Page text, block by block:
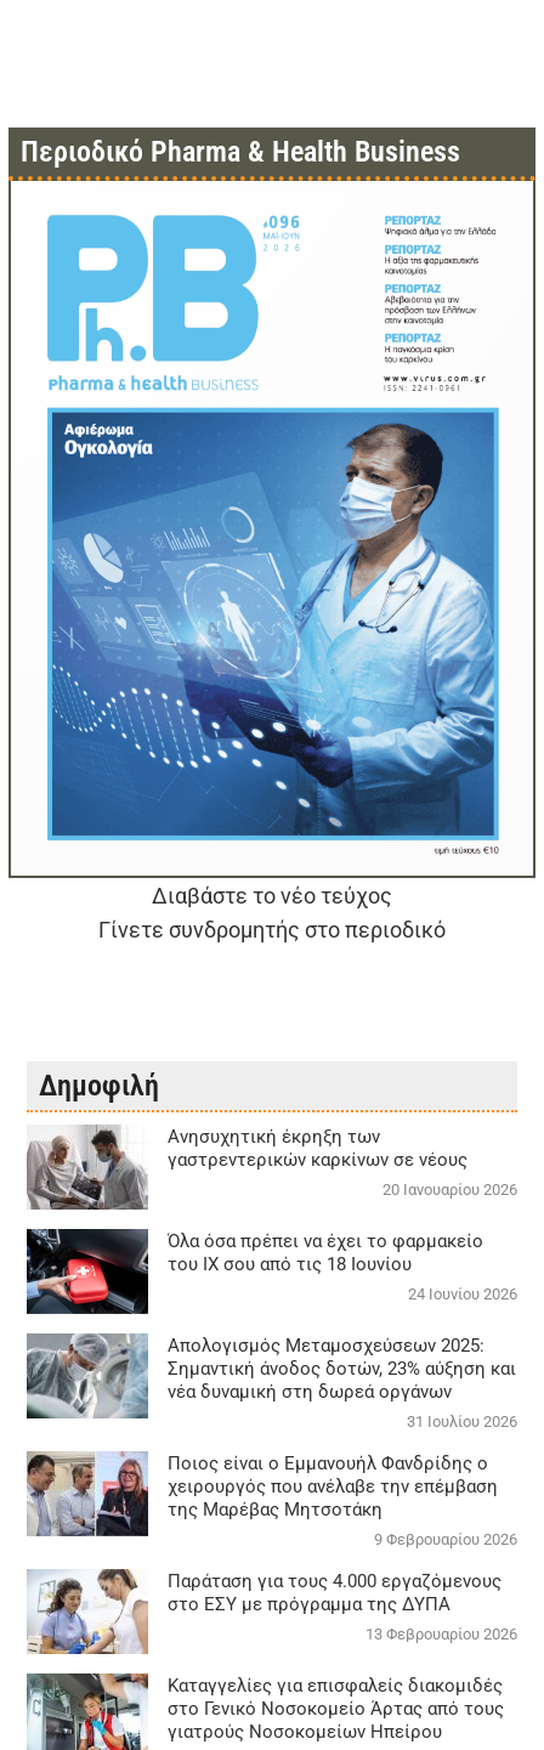
Περιοδικό Pharma & Health Business
Διαβάστε το νέο τεύχος
Γίνετε συνδρομητής στο περιοδικό
Δημοφιλή
Aνησυχητική έκρηξη των
γαστρεντερικών καρκίνων σε νέους
20 Ιανουαρίου 2026
Όλα όσα πρέπει να έχει το φαρμακείο
του ΙΧ σου από τις 18 Ιουνίου
24 Ιουνίου 2026
Απολογισμός Μεταμοσχεύσεων 2025:
Σημαντική άνοδος δοτών, 23% αύξηση και
νέα δυναμική στη δωρεά οργάνων
31 Ιουλίου 2026
Ποιος είναι ο Εμμανουήλ Φανδρίδης ο
χειρουργός που ανέλαβε την επέμβαση
της Μαρέβας Μητσοτάκη
9 Φεβρουαρίου 2026
Παράταση για τους 4.000 εργαζόμενους
στο ΕΣΥ με πρόγραμμα της ΔΥΠΑ
13 Φεβρουαρίου 2026
Καταγγελίες για επισφαλείς διακομιδές
στο Γενικό Νοσοκομείο Άρτας από τους
γιατρούς Νοσοκομείων Ηπείρου